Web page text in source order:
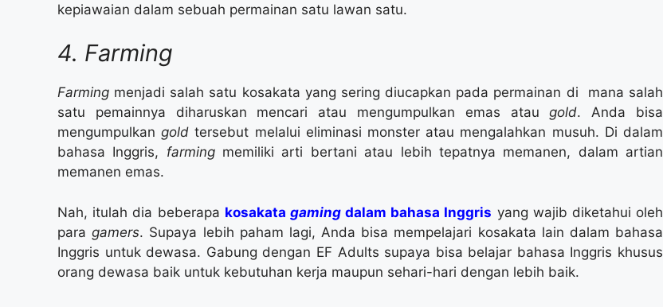
kepiawaian dalam sebuah permainan satu lawan satu.
4. Farming
Farming menjadi salah satu kosakata yang sering diucapkan pada permainan di mana salah
satu pemainnya diharuskan mencari atau mengumpulkan emas ataugold. Anda bisa
mengumpulkangoldtersebut melalui eliminasi monster atau mengalahkan musuh. Di dalam
bahasa Inggris, farming memiliki arti bertani atau lebih tepatnya memanen, dalam artian
memanen emas.
Nah, itulah dia beberapa kosakata gamingdalam bahasa Inggris yang wajib diketahui oleh
paragamers. Supaya lebih paham lagi, Anda bisa mempelajari kosakata lain dalam bahasa
Inggris untuk dewasa. Gabung dengan EF Adults supaya bisa belajar bahasa Inggris khusus
orang dewasa baik untuk kebutuhan kerja maupun sehari-hari dengan lebih baik.